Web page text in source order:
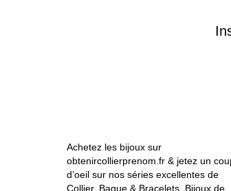
Achetez les bijoux sur
obtenircollierprenom.fr & jetez un
d’oeil sur nos séries excellentes de
Collier, Bague & Bracelets, Bijoux de